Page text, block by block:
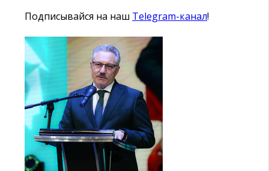
Подписывайся на наш Telegram-канал!